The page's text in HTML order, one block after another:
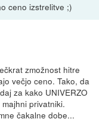
ceno izstrelitve ;)
zmožnost hitre
večjo ceno. Tako, da
za kako UNIVERZO
privatniki.
čakalne dobe...